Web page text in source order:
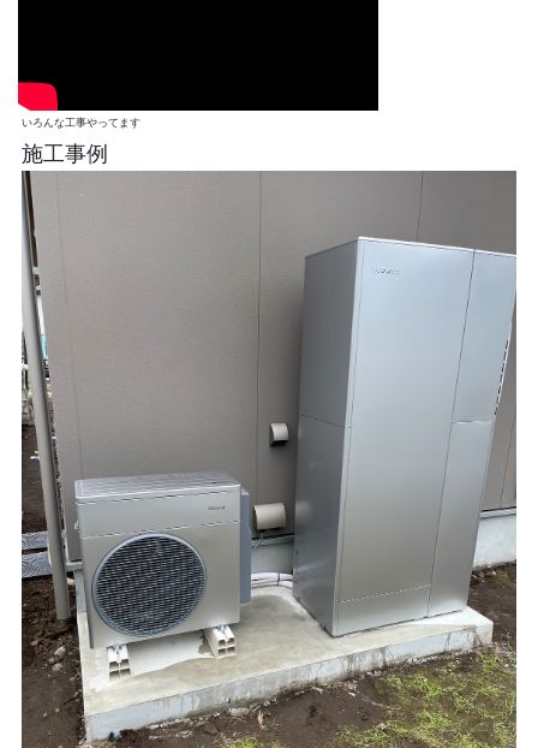
いろんな工事やってます
施工事例